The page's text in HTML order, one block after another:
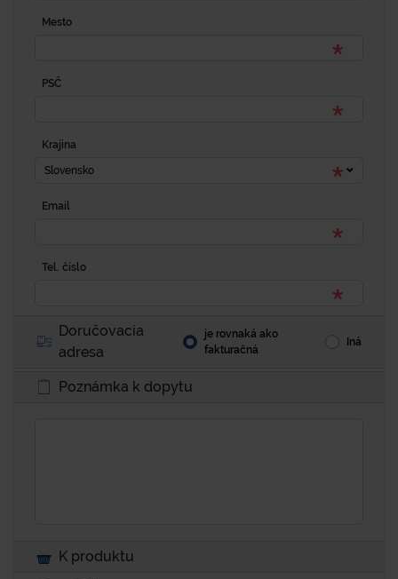
Mesto
PSČ
Krajina
Slovensko
Email
Tel. číslo
Doručovacia
adresa
je rovnaká ako
fakturačná
Iná
Poznámka k dopytu
K produktu